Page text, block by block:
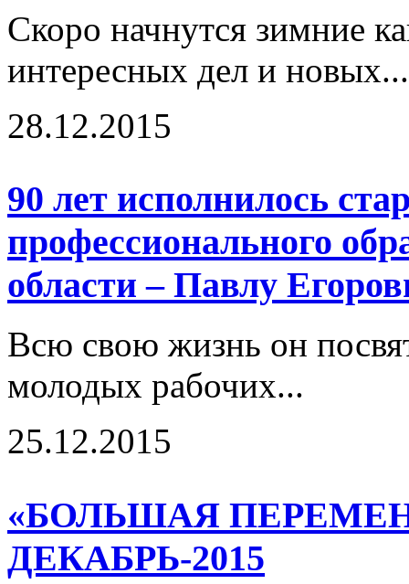
Скоро начнутся зимние
интересных дел и
28.12.2015
90 лет исполнилось
профессионального
области – Павлу
Всю свою жизнь он
молодых рабочих...
25.12.2015
«БОЛЬШАЯ
ДЕКАБРЬ-2015